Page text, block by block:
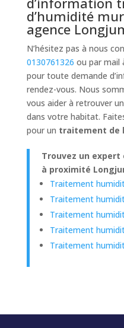
d’humidité
agence
N’hésitez pas à nous
0130761326 ou par mail
pour toute demande
rendez-vous. Nous
vous aider à retrouver
dans votre habitat.
pour un traitement de
Trouvez un
à proximité
Traitement
Traitement
Traitement
Traitement
Traitement